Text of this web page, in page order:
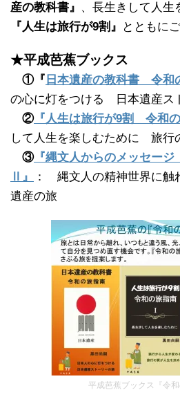
産の教科書』 、長生きして人生
『人生は旅行が9割』
とともに
★平成芭蕉ブックス
①『 日本遺産の教科書 令和
の心に灯をつける 日本遺産ス
②『人生は旅行が9割 令和
して人生を楽しむために 旅行
③『縄文人からのメッセー
Ⅱ』
： 縄文人の精神世界に
遺産の旅
平成芭蕉ブックス『令和